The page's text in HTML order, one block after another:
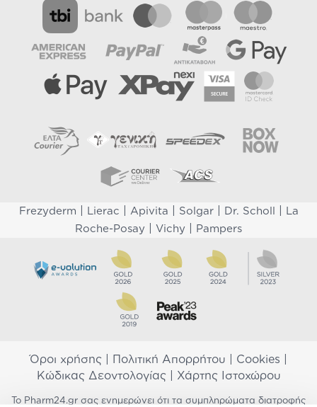
Frezyderm Lierac Apivita Solgar| Dr. Scholl
La
Roche-Posay
Vichy Pampers
Όροι χρήσης Πολιτική Απορρήτου Cookies
Κώδικας Δεοντολογίας| Χάρτης Ιστοχώρου
Το Pharm24.gr σας ενημερώνει ότι τα συμπληρώματα διατροφής